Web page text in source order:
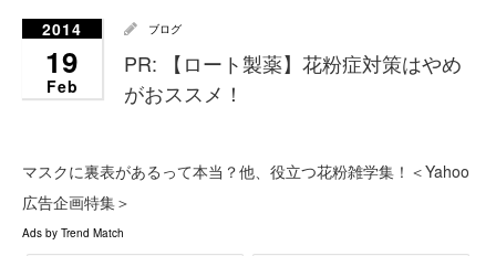
2014
19
Feb
ブログ
PR: 【ロート製薬】花粉症対策はやめ
がおススメ！
マスクに裏表があるって本当？他、役立つ花粉雑学集！＜Yahoo
広告企画特集＞
Ads by Trend Match